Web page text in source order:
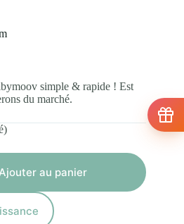
simple & rapide ! Est
du marché.
Ajouter au panier